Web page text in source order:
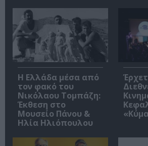
Η Ελλάδα μέσα από
τον φακό του
Νικόλαου Τομπάζη:
Έκθεση στο
Μουσείο Πάνου &
Ηλία Ηλιόπουλου